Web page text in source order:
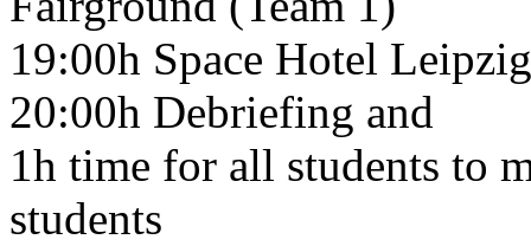
19:00h Space Hotel
20:00h Debriefing and
1h time for all students to
students